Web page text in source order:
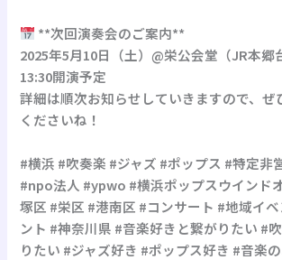
**次回演奏会のご案内**
2025年5月10日（土）@栄公会堂（JR本郷
13:30開演予定
詳細は順次お知らせしていきますので、ぜ
くださいね！
#横浜 #吹奏楽 #ジャズ #ポップス #特定非
#npo法人 #ypwo #横浜ポップスウインド
塚区 #栄区 #港南区 #コンサート #地域イ
ント #神奈川県 #音楽好きと繋がりたい #
りたい #ジャズ好き #ポップス好き #音楽